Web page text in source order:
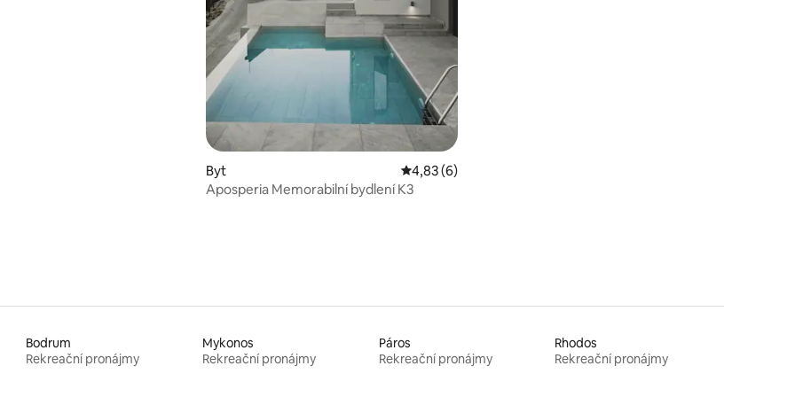
Byt Průměrné hodnocení 4,83 z 5, 6 hodnocení
4,83 (6)
Aposperia Memorabilní bydlení K3
Bodrum
Rekreační pronájmy
Mykonos
Rekreační pronájmy
Páros
Rekreační pronájmy
Rhodos
Rekreační pronájmy